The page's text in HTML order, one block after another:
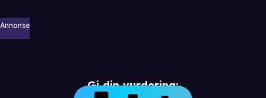
Annonse
Gi din vurdering: